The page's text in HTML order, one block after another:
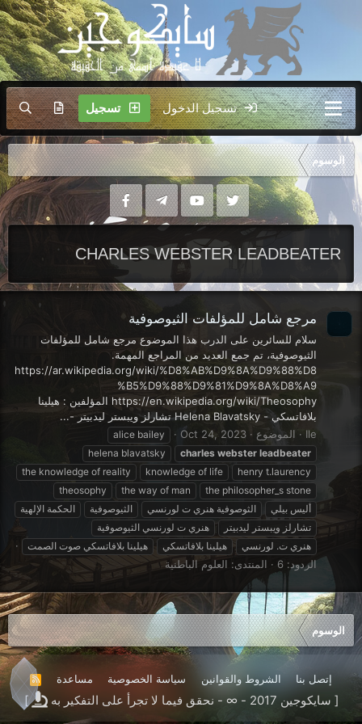
تسجيل الدخول تسجيل
الوسوم
CHARLES WEBSTER LEADBEATER
مرجع شامل للمؤلفات الثيوصوفية
سلام للسائرين على الدرب هذا الموضوع مرجع شامل للمؤلفات
الثيوصوفية، تم جمع العديد من المراجع المهمة.
https://ar.wikipedia.org/wiki/%D8%AB%D9%8A%D9%88%D8
%B5%D9%88%D9%81%D9%8A%D8%A9
https://en.wikipedia.org/wiki/Theosophy المؤلفين : هيلينا
بلافاتسكي - Helena Blavatsky تشارلز ويبستر ليدبيتر -...
Ile
الموضوع Oct 24, 2023
alice bailey
charles webster leadbeater
helena blavatsky
henry t.laurency
knowledge of life
the knowledge of reality
the philosopher_s stone
the way of man
theosophy
أليس بيلي
الثوصوفية هنري ت لورنسي الثيوصوفية
الحكمة الإلهية
تشارلز ويبستر ليدبيتر
هنري ت لورنسي الثيوصوفية
هنري ت. لورنسي
هيلينا بلافاتسكي هيلينا بلافاتسكي صوت الصمت
الردود: 6 المنتدى: العلوم الباطنية
الوسوم
إتصل بنا الشروط والقوانين سياسة الخصوصية مساعدة
R
S
S
[ سايكوجين 2017 - ∞ - نحقق فيما لا تجرأ على التفكير به ]